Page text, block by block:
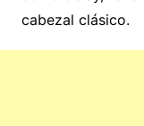
cabezal clásico.